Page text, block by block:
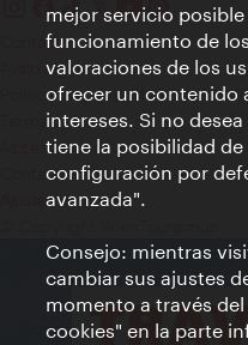
Contacto
Aviso legal
Política de privacidad de datos
Terms of Use
Accesibilidad
Contacto para la prensa
Ajustes de cookie
mejor servicio
funcionamiento de
valoraciones de los
ofrecer un contenido
intereses. Si no
tiene la posibilidad de
configuración por
avanzada".
Consejo: mientras
cambiar sus ajustes
momento a través
cookies" en la parte